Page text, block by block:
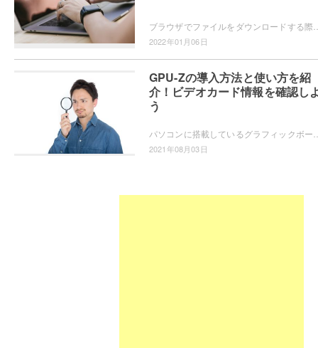
2022年01月06日
GPU-Zの導入方法と使い方を紹
介！ビデオカード情報を確認し
う
2021年08月03日